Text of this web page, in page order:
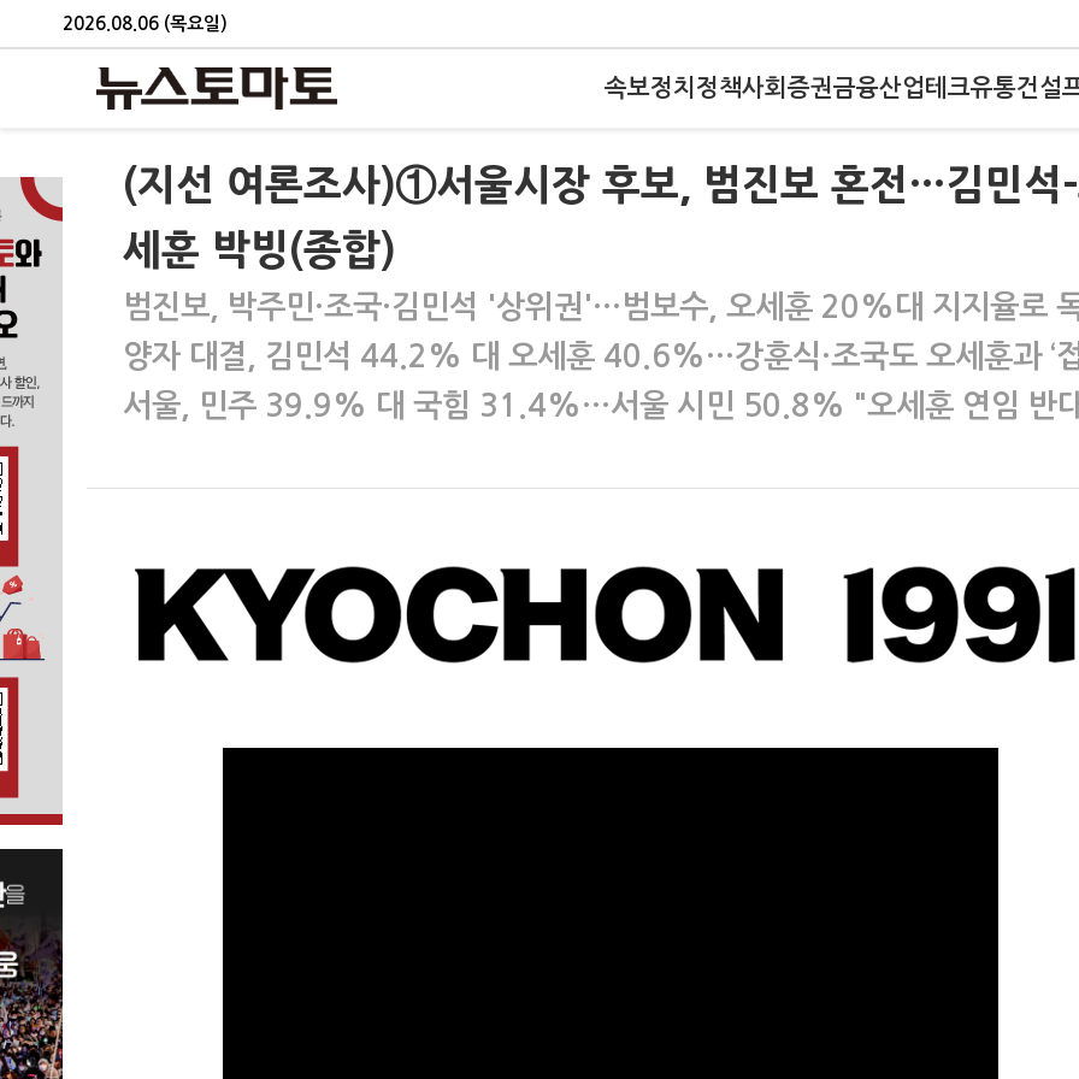
2026.08.06 (목요일)
속보정치 정책사회 증권금융산업테크유통건설
(지선 여론조사)①서울시장 후보, 범진보 혼전…김민석
세훈 박빙(종합)
범진보, 박주민·조국·김민석 '상위권'…범보수, 오세훈 20%대 지지율로
양자 대결, 김민석 44.2% 대 오세훈 40.6%…강훈식·조국도 오세훈과 ‘
서울, 민주 39.9% 대 국힘 31.4%…서울 시민 50.8% "오세훈 연임 반